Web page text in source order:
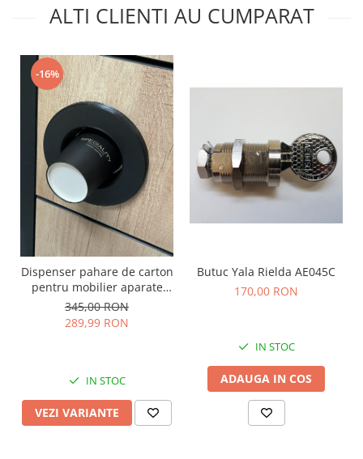
ALTI CLIENTI AU CUMPARAT
-16%
Dispenser pahare de carton
pentru mobilier aparate
cafea
345,00 RON
289,99 RON
IN STOC
VEZI VARIANTE
Butuc Yala Rielda AE045C
170,00 RON
IN STOC
ADAUGA IN COS